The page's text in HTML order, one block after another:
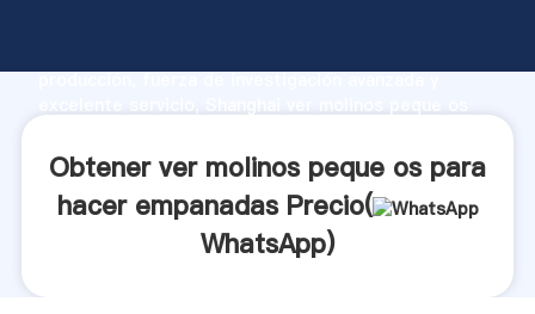
producción, fuerza de investigación avanzada y
aporta valores a todos los clientes.
Obtener ver molinos peque os para
hacer empanadas Precio(
WhatsApp)